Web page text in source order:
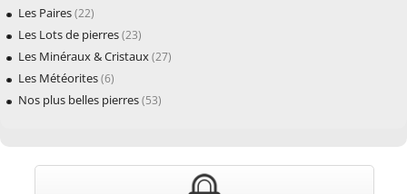
Les Paires(22)
Les Lots de pierres(23)
Les Minéraux & Cristaux(27)
Les Météorites(6)
Nos plus belles pierres(53)